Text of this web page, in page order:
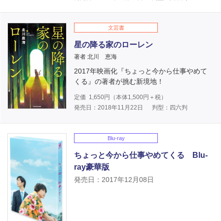
文芸書
星の降る家のローレン
著者 北川 恵海
2017年映画化『ちょっと今から仕事やめて
くる』の著者が挑む新境地！
定価 1,650円（本体1,500円＋税）
発売日：2018年11月22日
判型：四六判
Blu-ray
ちょっと今から仕事やめてくる Blu-
ray豪華版
発売日：2017年12月08日